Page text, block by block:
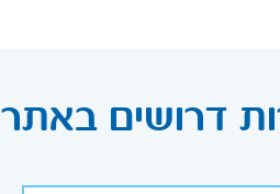
דרושים באתר